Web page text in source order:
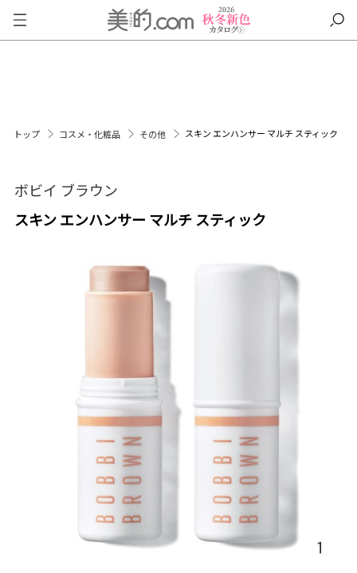
トップ コスメ・化粧品 その他 スキン エンハンサー マルチ スティック
ボビイ ブラウン
スキン エンハンサー マルチ スティック